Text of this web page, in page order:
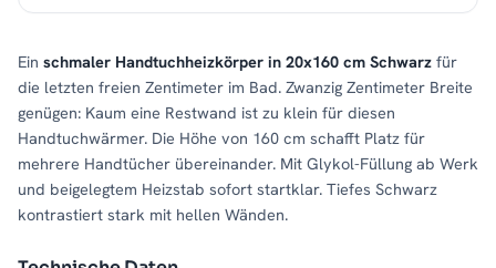
Ein schmaler Handtuchheizkörper in 20x160 cm Schwarz für
die letzten freien Zentimeter im Bad. Zwanzig Zentimeter Breite
genügen: Kaum eine Restwand ist zu klein für diesen
Handtuchwärmer. Die Höhe von 160 cm schafft Platz für
mehrere Handtücher übereinander. Mit Glykol-Füllung ab Werk
und beigelegtem Heizstab sofort startklar. Tiefes Schwarz
kontrastiert stark mit hellen Wänden.